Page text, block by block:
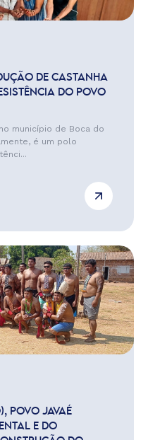
DE CASTANHA
DO POVO
município de Boca do
é um polo
POVO JAVAÉ
E DO